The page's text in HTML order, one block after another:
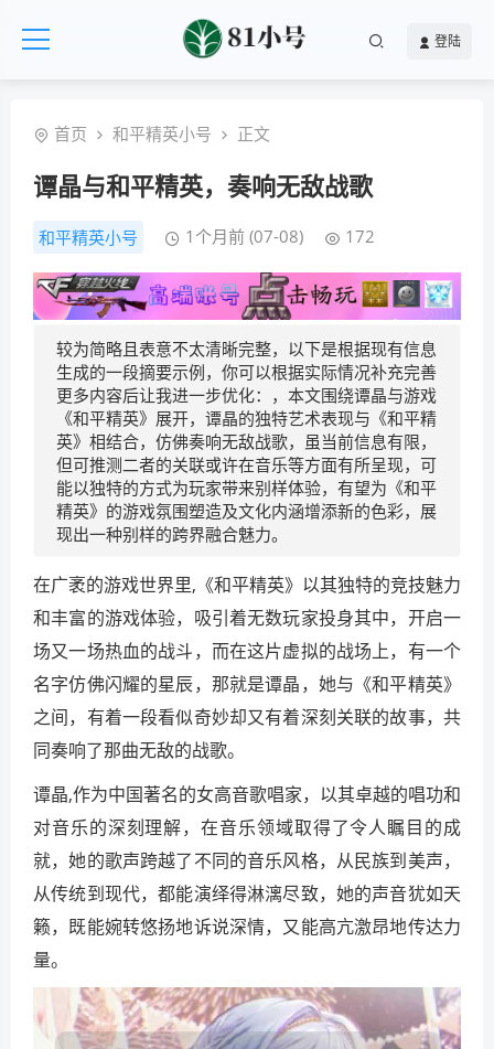
登陆
首页 和平精英小号 正文
谭晶与和平精英，奏响无敌战歌
和平精英小号 1个月前 (07-08) 172
较为简略且表意不太清晰完整，以下是根据现有信息
生成的一段摘要示例，你可以根据实际情况补充完善
更多内容后让我进一步优化：，本文围绕谭晶与游戏
《和平精英》展开，谭晶的独特艺术表现与《和平精
英》相结合，仿佛奏响无敌战歌，虽当前信息有限，
但可推测二者的关联或许在音乐等方面有所呈现，可
能以独特的方式为玩家带来别样体验，有望为《和平
精英》的游戏氛围塑造及文化内涵增添新的色彩，展
现出一种别样的跨界融合魅力。
在广袤的游戏世界里,《和平精英》以其独特的竞技魅力
和丰富的游戏体验，吸引着无数玩家投身其中，开启一
场又一场热血的战斗，而在这片虚拟的战场上，有一个
名字仿佛闪耀的星辰，那就是谭晶，她与《和平精英》
之间，有着一段看似奇妙却又有着深刻关联的故事，共
同奏响了那曲无敌的战歌。
谭晶,作为中国著名的女高音歌唱家，以其卓越的唱功和
对音乐的深刻理解，在音乐领域取得了令人瞩目的成
就，她的歌声跨越了不同的音乐风格，从民族到美声，
从传统到现代，都能演绎得淋漓尽致，她的声音犹如天
籁，既能婉转悠扬地诉说深情，又能高亢激昂地传达力
量。